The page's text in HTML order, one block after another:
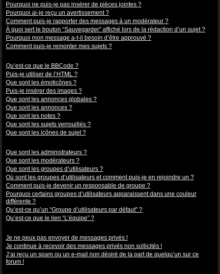
Pourquoi ne puis-je pas insérer de pièces jointes ?
Pourquoi ai-je reçu un avertissement ?
Comment puis-je rapporter des messages à un modérateur ?
À quoi sert le bouton “Sauvegarder” affiché lors de la rédaction d’un sujet ?
Pourquoi mon message a-t-il besoin d’être approuvé ?
Comment puis-je remonter mes sujets ?
Qu’est-ce que le BBCode ?
Puis-je utiliser de l’HTML ?
Que sont les émoticônes ?
Puis-je insérer des images ?
Que sont les annonces globales ?
Que sont les annonces ?
Que sont les notes ?
Que sont les sujets verrouillés ?
Que sont les icônes de sujet ?
Que sont les administrateurs ?
Que sont les modérateurs ?
Que sont les groupes d’utilisateurs ?
Où sont les groupes d’utilisateurs et comment puis-je en rejoindre un ?
Comment puis-je devenir un responsable de groupe ?
Pourquoi certains groupes d’utilisateurs apparaissent dans une couleur
différente ?
Qu’est-ce qu’un “Groupe d’utilisateurs par défaut” ?
Qu’est-ce que le lien “L’équipe” ?
Je ne peux pas envoyer de messages privés !
Je continue à recevoir des messages privés non sollicités !
J’ai reçu un spam ou un e-mail non désiré de la part de quelqu’un sur ce
forum !